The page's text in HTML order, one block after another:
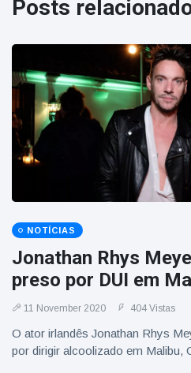
celebram o
primeiro tapir
baixas terras no
zoológico do
Reino Unido em
anos
Homem da
preso após
fogos de
de um carro em
movimento
16 July 173 Vistas
Posts
NOTÍCIAS
Jonathan Rhys
preso por DUI em
11 November 2020 404 Vistas
O ator irlandês Jonathan Rhys
por dirigir alcoolizado em Malibu,